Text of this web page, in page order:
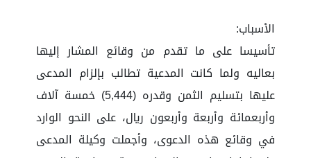
الأسباب:
تأسيسا على ما تقدم من وقائع المشار إليها
بعاليه ولما كانت المدعية تطالب بإلزام المدعى
عليها بتسليم الثمن وقدره (5,444) خمسة آلاف
وأربعمائة وأربعة وأربعون ريال، على النحو الوارد
في وقائع هذه الدعوى، وأجملت وكيلة المدعى